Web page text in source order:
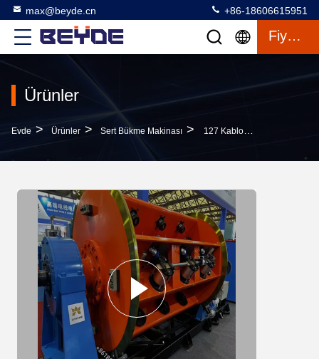
max@beyde.cn +86-18606615951
Fiyat Teklifi
Ürünler
Evde > Ürünler > Sert Bükme Makinası > 127 Kablo Sert İpleme Makinesi Bakır / Alüminyum / Çelik Tel Için 1+6+12+18+24+30